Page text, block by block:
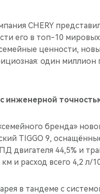
CHERY
его в топ-10
ценности,
один
инженерной
бренда»
TIGGO 9,
двигателя 44,5% и
и расход всего 4,2 л/
в тандеме с